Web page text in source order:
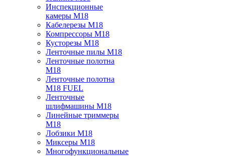
Инспекционные
камеры M18
Кабелерезы M18
Компрессоры M18
Кусторезы M18
Ленточные пилы M18
Ленточные полотна
M18
Ленточные полотна
M18 FUEL
Ленточные
шлифмашины M18
Линейные триммеры
M18
Лобзики M18
Миксеры M18
Многофункциональные